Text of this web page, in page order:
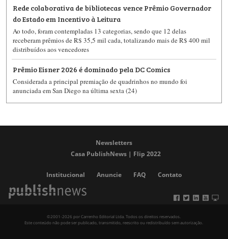
Rede colaborativa de bibliotecas vence Prêmio Governador
do Estado em Incentivo à Leitura
Ao todo, foram contempladas 13 categorias, sendo que 12 delas
receberam prêmios de R$ 35,5 mil cada, totalizando mais de R$ 400 mil
distribuídos aos vencedores
Prêmio Eisner 2026 é dominado pela DC Comics
Considerada a principal premiação de quadrinhos no mundo foi
anunciada em San Diego na última sexta (24)
Newsletters
Casa PublishNews | Flip 2022
Institucional Anuncie FAQ Contato
©2001-2026 por Carrenho Editorial Ltda. Todos os direitos reservados.
Este conteúdo não pode ser publicado, transmitido, reescrito ou redistribuído sem autorização.